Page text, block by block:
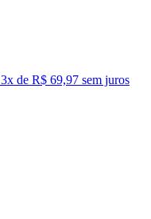
3x de R$ 69,97 sem juros